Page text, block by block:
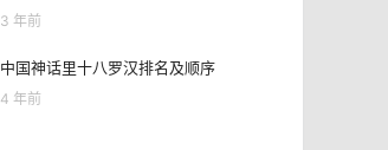
3 年前
中国神话里十八罗汉排名及顺序
4 年前